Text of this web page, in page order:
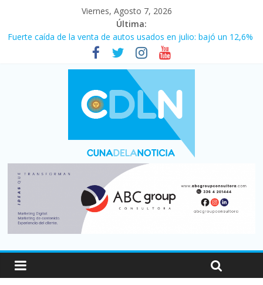
Viernes, Agosto 7, 2026
Última:
Vacaciones de invierno con más movimiento y consumo
turístico: 4,6 millones de personas viajaron por el país, un 5,9%
Fuerte caída de la venta de autos usados en julio: bajó un 12,6%
Central venció 1 a 0 al River de Coudet en el Monumental
La morosidad alcanzó su nivel más alto en dos décadas y ya
afecta a 400 mil deudores en Santa Fe
Desde que asumió Milei cerraron 41.000 kioscos: el sector
denuncia crisis como en 2001